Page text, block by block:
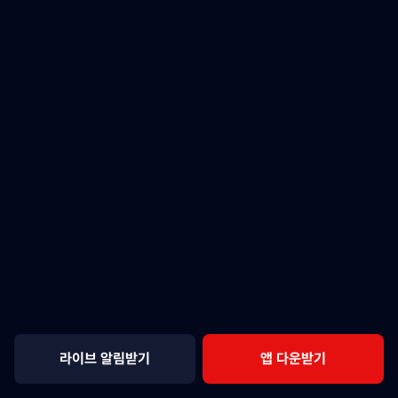
라이브 알림받기 앱 다운받기